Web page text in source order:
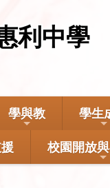
利中學
學與教 學生
校園開放